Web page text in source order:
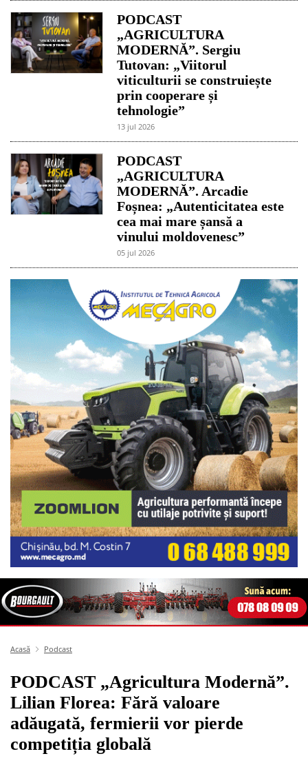
PODCAST
„AGRICULTURA
MODERNĂ”. Sergiu
Tutovan: „Viitorul
viticulturii se construiește
prin cooperare și
tehnologie”
13 jul 2026
PODCAST
„AGRICULTURA
MODERNĂ”. Arcadie
Foșnea: „Autenticitatea este
cea mai mare șansă a
vinului moldovenesc”
05 jul 2026
Acasă Podcast
PODCAST „Agricultura Modernă”.
Lilian Florea: Fără valoare
adăugată, fermierii vor pierde
competiția globală